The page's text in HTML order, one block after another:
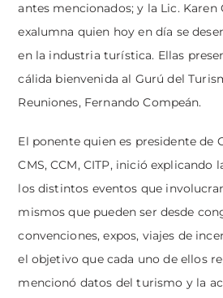
antes mencionados; y la Lic. Karen
exalumna quien hoy en día se
en la industria turística. Ellas
cálida bienvenida al Gurú del
Reuniones, Fernando Compeán.
El ponente quien es presidente de
CMS, CCM, CITP, inició explicando
los distintos eventos que
mismos que pueden ser desde
convenciones, expos, viajes de
el objetivo que cada uno de ellos
mencionó datos del turismo y la